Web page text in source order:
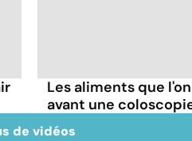
Les aliments que
avant une
de vidéos